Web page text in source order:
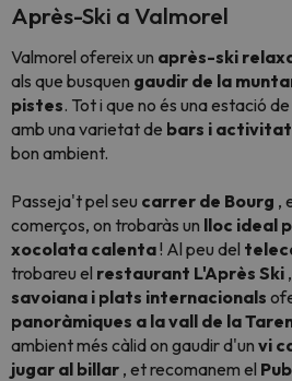
Après-Ski a Valmorel
Valmorel ofereix un après-ski
als que busquen gaudir de la
pistes. Tot i que no és una estació
amb una varietat de bars i
bon ambient.
Passeja't pel seu carrer de Bourg ,
comerços, on trobaràs un lloc ideal
xocolata calenta! Al peu del
trobareu el restaurant L'Après Ski
savoiana i plats internacionals
panoràmiques a la vall de la
ambient més càlid on gaudir d'un vi
jugar al billar , et recomanem el